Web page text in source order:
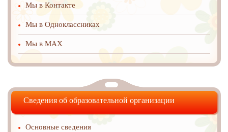
Мы в Контакте
Мы в Одноклассниках
Мы в MAX
Сведения об образовательной организации
Основные сведения